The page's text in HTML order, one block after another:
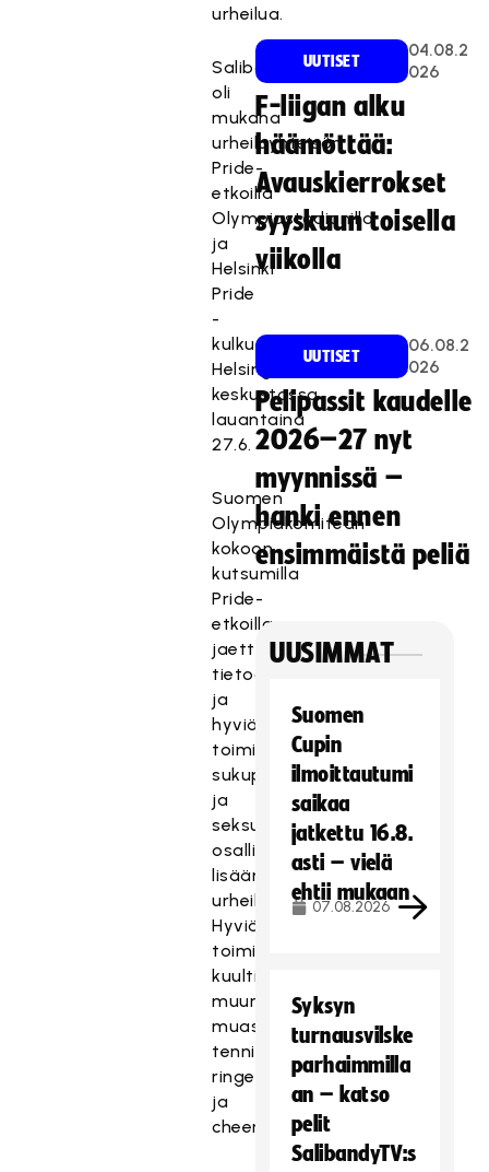
urheilua.
Salibandyliitto
oli
mukana
urheiluyhteisön
Pride-
etkoilla
Olympiastadionilla
ja
Helsinki
Pride
-
kulkueessa
Helsingin
keskustassa
lauantaina
27.6.
Suomen
Olympiakomitean
kokoon
kutsumilla
Pride-
etkoilla
jaettiin
tietoa
ja
hyviä
toimintamalleja
sukupuoli-
ja
seksuaalivähemmistöjen
osallisuuden
lisäämisestä
urheilussa.
Hyviä
toimintamalleja
kuultiin
muun
muassa
tenniksestä,
ringetestä
ja
cheerleadingistä.
UUTISET
04.08.2
026
F-liigan alku
häämöttää:
Avauskierrokset
syyskuun toisella
viikolla
UUTISET
06.08.2
026
Pelipassit kaudelle
2026–27 nyt
myynnissä –
hanki ennen
ensimmäistä peliä
UUSIMMAT
Suomen
Cupin
ilmoittautumi
saikaa
jatkettu 16.8.
asti – vielä
ehtii mukaan
07.08.2026
Syksyn
turnausvilske
parhaimmilla
an – katso
pelit
SalibandyTV:s